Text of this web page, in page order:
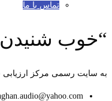
تماس با ما
“خوب
به سایت رسمی مرکز ارزیابی